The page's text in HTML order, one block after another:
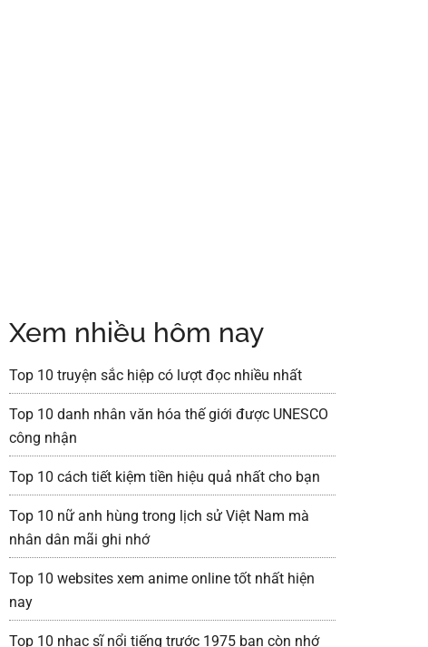
Xem nhiều hôm nay
Top 10 truyện sắc hiệp có lượt đọc nhiều nhất
Top 10 danh nhân văn hóa thế giới được UNESCO
công nhận
Top 10 cách tiết kiệm tiền hiệu quả nhất cho bạn
Top 10 nữ anh hùng trong lịch sử Việt Nam mà
nhân dân mãi ghi nhớ
Top 10 websites xem anime online tốt nhất hiện
nay
Top 10 nhạc sĩ nổi tiếng trước 1975 bạn còn nhớ